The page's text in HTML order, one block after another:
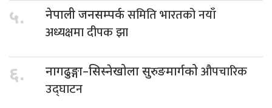
५. नेपाली जनसम्पर्कसमिति भारतको नयाँ
अध्यक्षमा दीपक झा
६. नागढुङ्गा–सिस्नेखोला सुरुङमार्गकोऔपचारिक
उद्घाटन